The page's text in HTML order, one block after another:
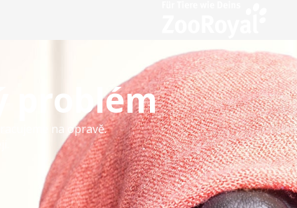
problém
na opravě.